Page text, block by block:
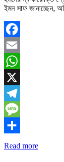
ইমন সাফ জানাচ্ছেন,
Facebook
Email
WhatsApp
X
Telegram
Message
Share
Read more